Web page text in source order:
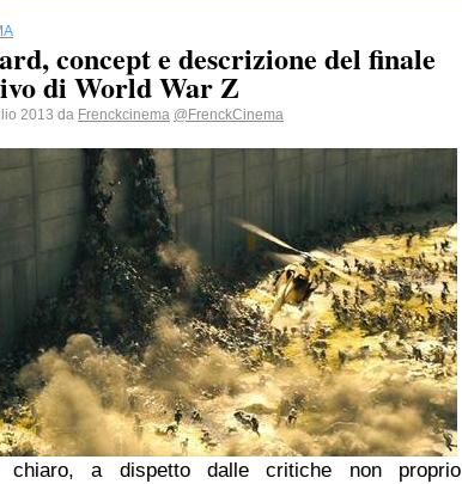
concept e descrizione del finale
di World War Z
2013 da Frenckcinema @FrenckCinema
chiaro, a dispetto dalle critiche non proprio